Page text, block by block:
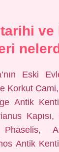
tarihi
Eski
Korkut
Antik
Kapısı,
Antik